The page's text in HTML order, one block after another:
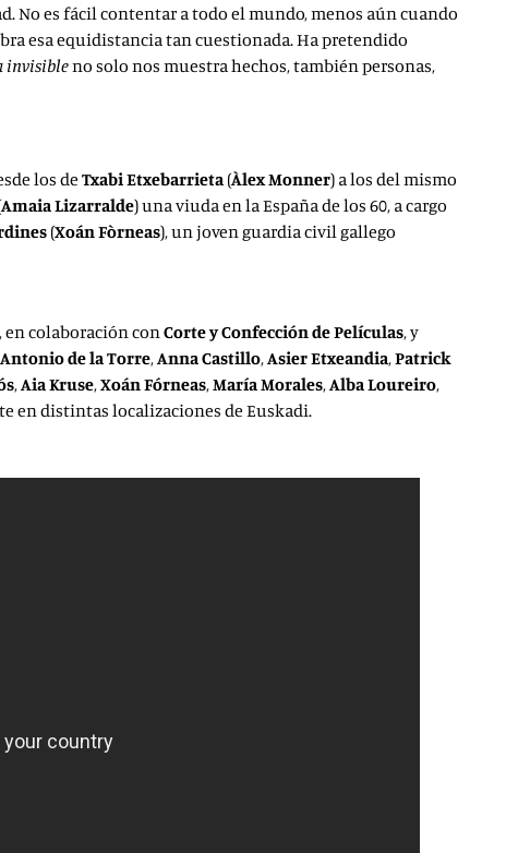
No es fácil contentar a todo el mundo, menos aún cuando
esa equidistancia tan cuestionada. Ha pretendido
invisibleno solo nos muestra hechos, también personas,
los de Txabi Etxebarrieta (Àlex Monner) a los del mismo
Amaia Lizarralde) una viuda en la España de los 60, a cargo
(Xoán Fòrneas), un joven guardia civil gallego
, en colaboración conCorte yConfección de Películas, y
Antonio de la Torre,Anna Castillo,AsierEtxeandia,Patrick
,Aia Kruse,Xoán Fórneas,MaríaMorales,Alba Loureiro,
en distintas localizaciones de Euskadi.